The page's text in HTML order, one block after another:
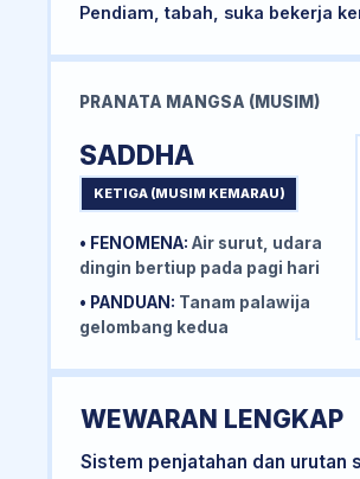
Pendiam, tabah, suka bekerja
PRANATA MANGSA (MUSIM)
SADDHA
KETIGA (MUSIM KEMARAU)
• FENOMENA: Air surut, udara
dingin bertiup pada pagi hari
• PANDUAN: Tanam palawija
gelombang kedua
WEWARAN LENGKAP
Sistem penjatahan dan urutan